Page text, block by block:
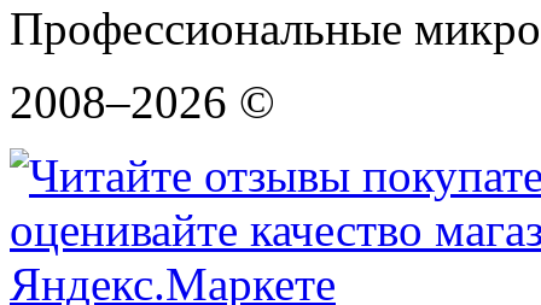
Профессиональные
2008–2026 ©